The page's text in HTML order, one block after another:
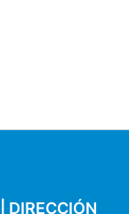
| DIRECCIÓN